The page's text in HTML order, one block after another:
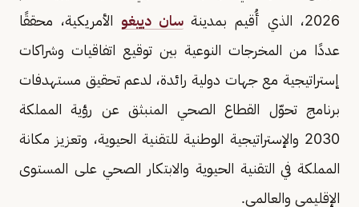
2026، الذي أُقيم بمدينة
سان دييغو الأمريكية، محققًا
عددًا من المخرجات النوعية بين توقيع اتفاقيات وشراكات
إستراتيجية مع جهات دولية رائدة، لدعم تحقيق مستهدفات
برنامج تحوّل القطاع الصحي المنبثق عن رؤية المملكة
2030 والإستراتيجية الوطنية للتقنية الحيوية، وتعزيز مكانة
المملكة في التقنية الحيوية والابتكار الصحي على المستوى
الإقليمي والعالمي.